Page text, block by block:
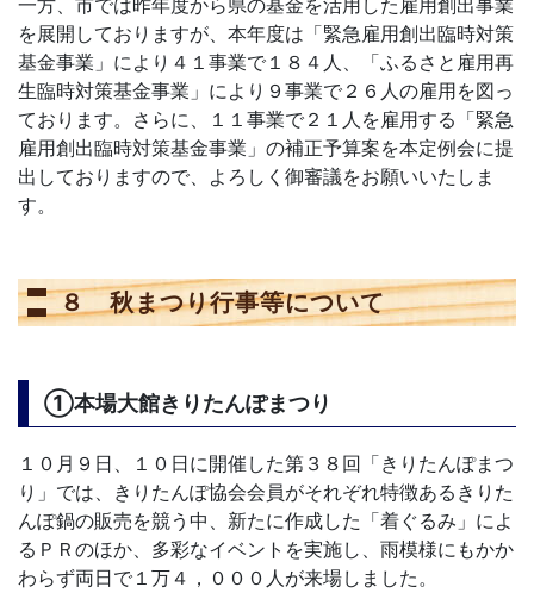
一方、市では昨年度から県の基金を活用した雇用創出事業
を展開しておりますが、本年度は「緊急雇用創出臨時対策
基金事業」により４１事業で１８４人、「ふるさと雇用再
生臨時対策基金事業」により９事業で２６人の雇用を図っ
ております。さらに、１１事業で２１人を雇用する「緊急
雇用創出臨時対策基金事業」の補正予算案を本定例会に提
出しておりますので、よろしく御審議をお願いいたしま
す。
８ 秋まつり行事等について
①本場大館きりたんぽまつり
１０月９日、１０日に開催した第３８回「きりたんぽまつ
り」では、きりたんぽ協会会員がそれぞれ特徴あるきりた
んぽ鍋の販売を競う中、新たに作成した「着ぐるみ」によ
るＰＲのほか、多彩なイベントを実施し、雨模様にもかか
わらず両日で１万４，０００人が来場しました。